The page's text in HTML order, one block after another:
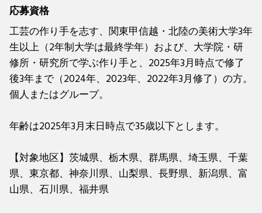
応募資格
工芸の作り手を志す、関東甲信越・北陸の美術大学3年
生以上（2年制大学は最終学年）および、大学院・研
修所・研究所で学ぶ作り手と、2025年3月時点で修了
後3年まで（2024年、2023年、2022年3月修了）の方。
個人またはグループ。
年齢は2025年3月末日時点で35歳以下とします。
【対象地区】茨城県、栃木県、群馬県、埼玉県、千葉
県、東京都、神奈川県、山梨県、長野県、新潟県、富
山県、石川県、福井県